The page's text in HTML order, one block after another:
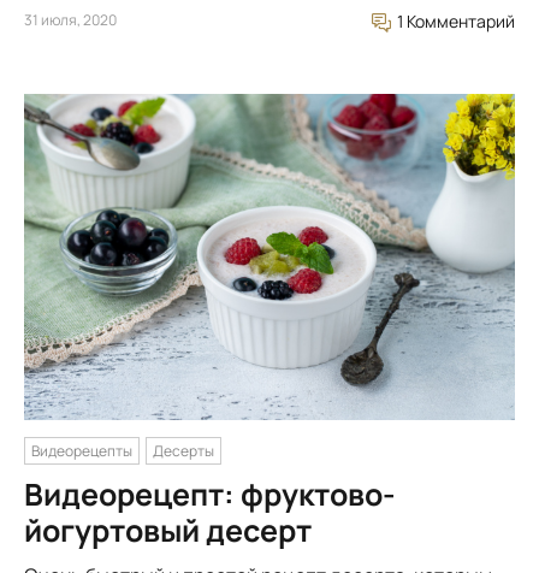
31 июля, 2020 1 Комментарий
Видеорецепты Десерты
Видеорецепт: фруктово-
йогуртовый десерт